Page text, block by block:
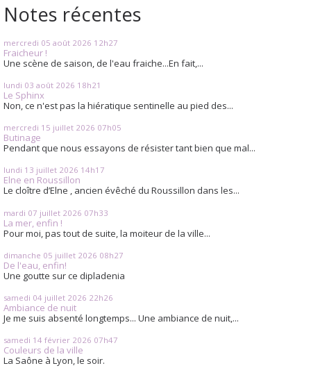
Notes récentes
mercredi 05 août 2026 12h27
Fraicheur !
Une scène de saison, de l'eau fraiche...En fait,...
lundi 03 août 2026 18h21
Le Sphinx
Non, ce n'est pas la hiératique sentinelle au pied des...
mercredi 15 juillet 2026 07h05
Butinage
Pendant que nous essayons de résister tant bien que mal...
lundi 13 juillet 2026 14h17
Elne en Roussillon
Le cloître d’Elne , ancien évêché du Roussillon dans les...
mardi 07 juillet 2026 07h33
La mer, enfin !
Pour moi, pas tout de suite, la moiteur de la ville...
dimanche 05 juillet 2026 08h27
De l'eau, enfin!
Une goutte sur ce dipladenia
samedi 04 juillet 2026 22h26
Ambiance de nuit
Je me suis absenté longtemps... Une ambiance de nuit,...
samedi 14 février 2026 07h47
Couleurs de la ville
La Saône à Lyon, le soir.